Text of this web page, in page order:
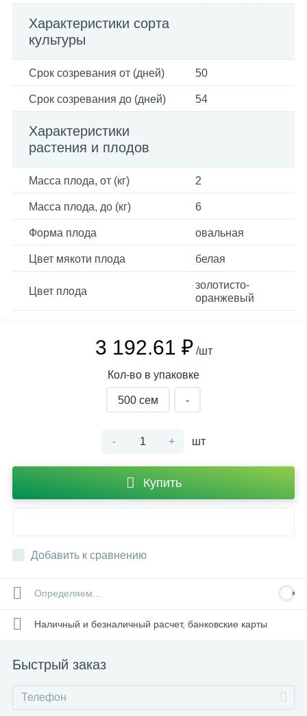
Характеристики сорта
культуры
Срок созревания от (дней) 50
Срок созревания до (дней) 54
Характеристики
растения и плодов
Масса плода, от (кг) 2
Масса плода, до (кг) 6
Форма плода овальная
Цвет мякоти плода белая
Цвет плода
золотисто-
оранжевый
3 192.61 ₽ /шт
Кол-во в упаковке
500 cем -
- + шт
Купить
Добавить к сравнению
Определяем...
Наличный и безналичный расчет, банковские карты
Быстрый заказ